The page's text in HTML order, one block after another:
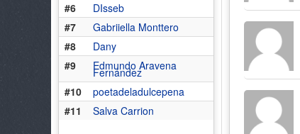
#6
DIsseb
#7
Gabriiella Monttero
#8
Dany
#9
Edmundo Aravena
Fernández
#10
poetadeladulcepena
#11
Salva Carrion